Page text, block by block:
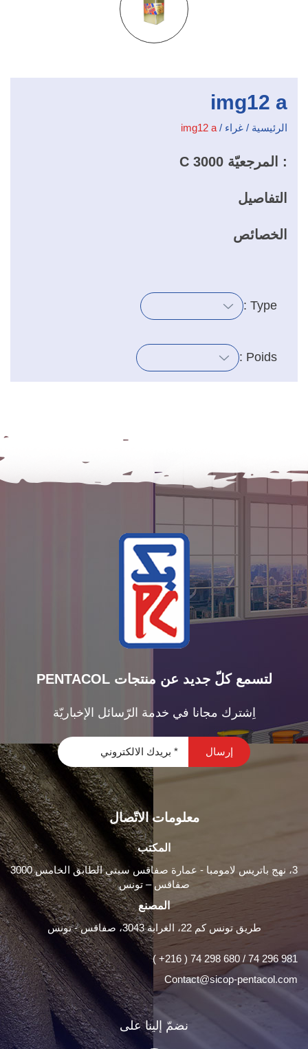
img12 a
الرئيسية / غراء /
img12 a
: المرجعيّة C 3000
التفاصيل
الخصائص
Type :
Poids :
PENTACOL لتسمع كلّ جديد عن منتجات
اِشترك مجانا في خدمة الرّسائل الإخباريّة
معلومات الاتّصال
المكتب
3، نهج باتريس لامومبا - عمارة صفاقس سيتي الطابق الخامس 3000
صفاقس – تونس
المصنع
طريق تونس كم 22، الغرابة 3043، صفاقس - تونس
( +216 ) 74 298 680 / 74 296 981
Contact@sicop-pentacol.com
نضمّ إلينا على